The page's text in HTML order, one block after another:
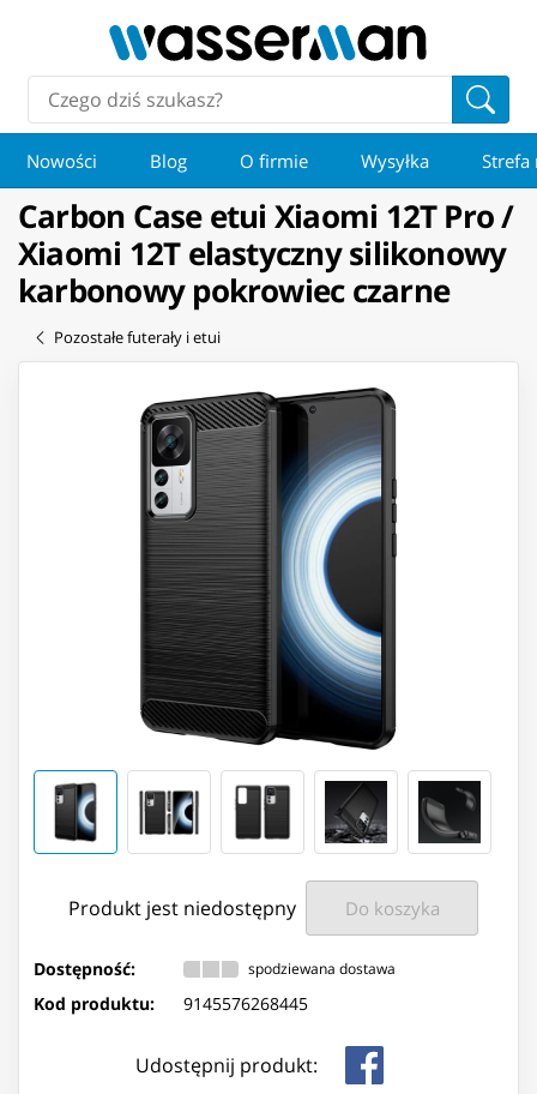
Nowości Blog O firmie Wysyłka Strefa
Carbon Case etui Xiaomi 12T Pro /
Xiaomi 12T elastyczny silikonowy
karbonowy pokrowiec czarne
Pozostałe futerały i etui
Produkt jest niedostępny Do koszyka
Dostępność: spodziewana dostawa
Kod produktu: 9145576268445
Udostępnij produkt: